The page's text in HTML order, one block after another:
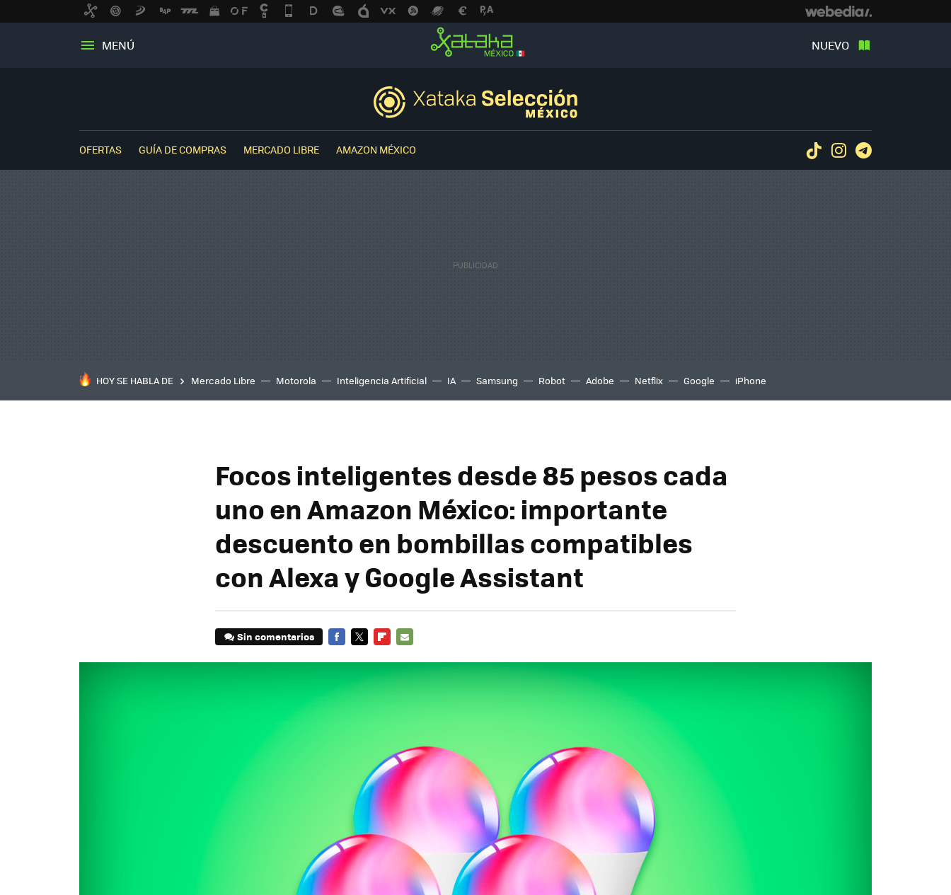
MENÚ NUEVO
OFERTAS GUÍA DE COMPRAS MERCADO LIBRE AMAZON MÉXICO TiktokInstagram
HOY SE HABLA DE Mercado Libre Motorola Inteligencia Artificial IA Samsung Robot Adobe Netflix Google iPhone
Focos inteligentes desde 85 pesos cada
uno en Amazon México: importante
descuento en bombillas compatibles
con Alexa y Google Assistant
Sin comentarios
MAIL